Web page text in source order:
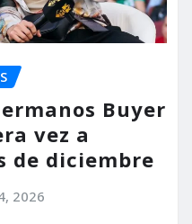
Buyer
vez a
de diciembre
2026